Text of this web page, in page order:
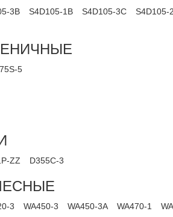
3B S4D105-1B S4D105-3C S4D105-
5
ZZ D355C-3
3 WA450-3 WA450-3A WA470-1